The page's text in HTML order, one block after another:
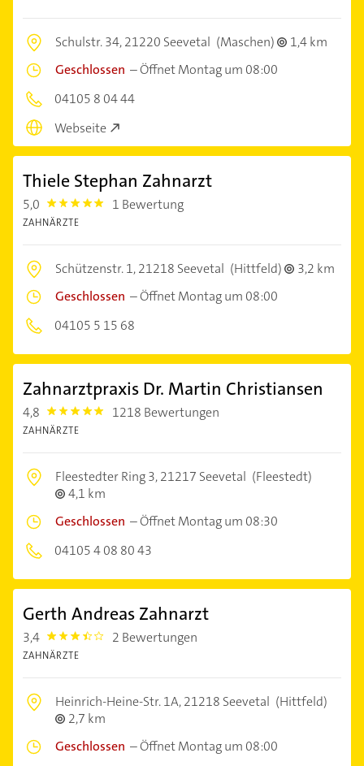
Schulstr. 34,21220 Seevetal (Maschen)
1,4 km
Geschlossen –Öffnet Montag um 08:00
04105 8 04 44
Webseite
Thiele Stephan Zahnarzt
5,0 5.0 1 Bewertung
ZAHNÄRZTE
Schützenstr. 1,21218 Seevetal (Hittfeld)
3,2 km
Geschlossen –Öffnet Montag um 08:00
04105 5 15 68
Zahnarztpraxis Dr. Martin Christiansen
4,8 4.8 1218 Bewertungen
ZAHNÄRZTE
Fleestedter Ring 3,21217 Seevetal (Fleestedt)
4,1 km
Geschlossen –Öffnet Montag um 08:30
04105 4 08 80 43
Gerth Andreas Zahnarzt
3,4 3.4 2 Bewertungen
ZAHNÄRZTE
Heinrich-Heine-Str. 1A,21218 Seevetal (Hittfeld)
2,7 km
Geschlossen –Öffnet Montag um 08:00